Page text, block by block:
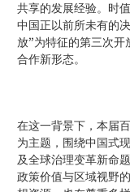
共享的发展经验。时
中国正以前所未有的
放”为特征的第三次
合作新形态。
在这一背景下，本届
为主题，围绕中国式
及全球治理变革新命
政策价值与区域视野